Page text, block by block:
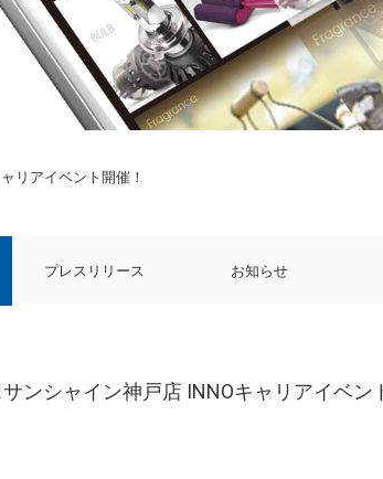
リアイベント開催！
プレスリリース お知らせ
ンシャイン神戸店 INNOキャリアイベン